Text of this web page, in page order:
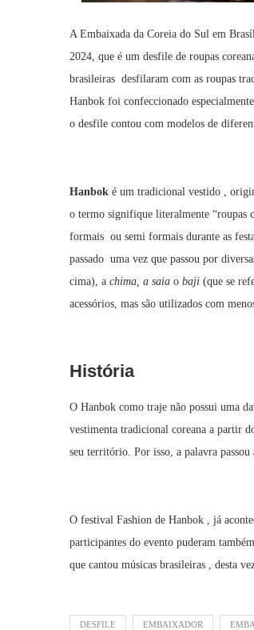
A Embaixada da Coreia do Sul em
2024, que é um desfile de roupas
brasileiras desfilaram com as roupas
Hanbok foi confeccionado
o desfile contou com modelos de
Hanbok é um tradicional vestido ,
o termo signifique literalmente “roupas
formais ou semi formais durante as
passado uma vez que passou por
cima), a chima, a saia o baji (que se
acessórios, mas são utilizados com
História
O Hanbok como traje não possui uma
vestimenta tradicional coreana a partir
seu território. Por isso, a palavra
O festival Fashion de Hanbok , já
participantes do evento puderam
que cantou músicas brasileiras , desta
DESFILE EMBAIXADOR